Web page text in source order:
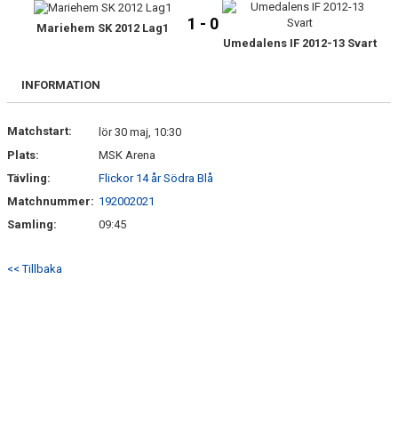
TRUPPEN
DOKUMENT
Mariehem SK 2012 Lag1 1 - 0
Umedalens IF 2012-13 Svart
INFORMATION
Matchstart:
lör 30 maj, 10:30
Plats:
MSK Arena
Tävling:
Flickor 14 år Södra Blå
Matchnummer: 192002021
Samling:
09:45
<< Tillbaka